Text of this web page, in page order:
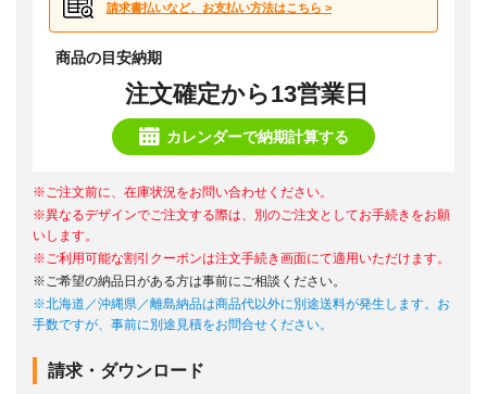
請求書払いなど、お支払い方法はこちら >
商品の目安納期
注文確定から13営業日
カレンダーで納期計算する
※ご注文前に、在庫状況をお問い合わせください。
※異なるデザインでご注文する際は、別のご注文としてお手続きをお願
いします。
※ご利用可能な割引クーポンは注文手続き画面にて適用いただけます。
※ご希望の納品日がある方は事前にご相談ください。
※北海道／沖縄県／離島納品は商品代以外に別途送料が発生します。お
手数ですが、事前に別途見積をお問合せください。
請求・ダウンロード